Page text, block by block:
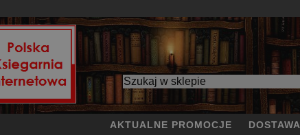
AKTUALNE PROMOCJE DOSTAWA